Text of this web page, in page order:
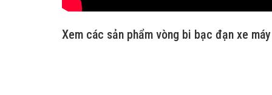
Xem các sản phẩm vòng bi bạc đạn xe